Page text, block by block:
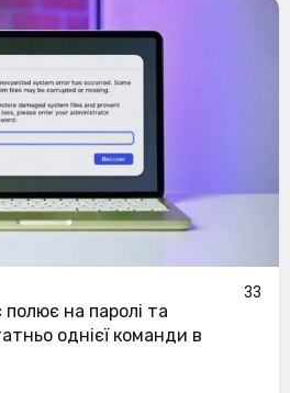
33
на паролі та
однієї команди в